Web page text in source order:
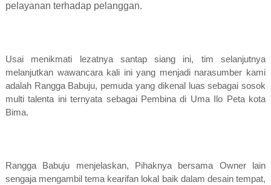
pelayanan terhadap pelanggan.
Usai menikmati lezatnya santap siang ini, tim selanjutnya
melanjutkan wawancara kali ini yang menjadi narasumber kami
adalah Rangga Babuju, pemuda yang dikenal luas sebagai sosok
multi talenta ini ternyata sebagai Pembina di Uma Ilo Peta kota
Bima.
Rangga Babuju menjelaskan, Pihaknya bersama Owner lain
sengaja mengambil tema kearifan lokal baik dalam desain tempat,